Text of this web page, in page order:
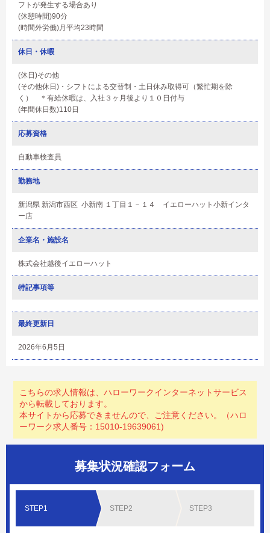
フトが発生する場合あり
(休憩時間)90分
(時間外労働)月平均23時間
休日・休暇
(休日)その他
(その他休日)・シフトによる交替制・土日休み取得可（繁忙期を除
く） ＊有給休暇は、入社３ヶ月後より１０日付与
(年間休日数)110日
応募資格
自動車検査員
勤務地
新潟県 新潟市西区 小新南 １丁目１－１４ イエローハット小新インタ
ー店
企業名・施設名
株式会社越後イエローハット
特記事項等
最終更新日
2026年6月5日
こちらの求人情報は、ハローワークインターネットサービス
から転載しております。
本サイトから応募できませんので、ご注意ください。（ハロ
ーワーク求人番号：15010-19639061)
募集状況確認フォーム
STEP1 STEP2 STEP3